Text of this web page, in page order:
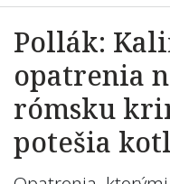
Pollák:
opatrenia
rómsku
potešia